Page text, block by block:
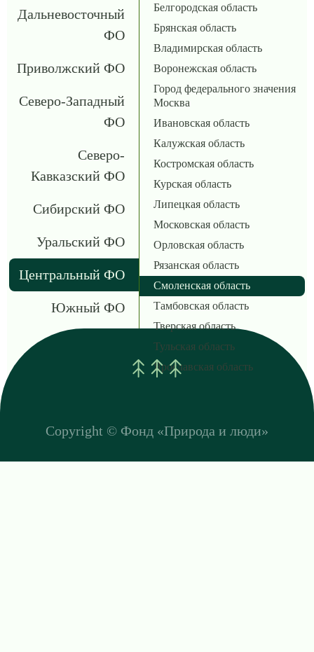
Дальневосточный
ФО
Приволжский ФО
Северо-Западный
ФО
Северо-
Кавказский ФО
Сибирский ФО
Уральский ФО
Центральный ФО
Южный ФО
Белгородская область
Брянская область
Владимирская область
Воронежская область
Город федерального значения
Москва
Ивановская область
Калужская область
Костромская область
Курская область
Липецкая область
Московская область
Орловская область
Рязанская область
Смоленская область
Тамбовская область
Тверская область
Тульская область
Ярославская область
Copyright © Фонд «Природа и люди»